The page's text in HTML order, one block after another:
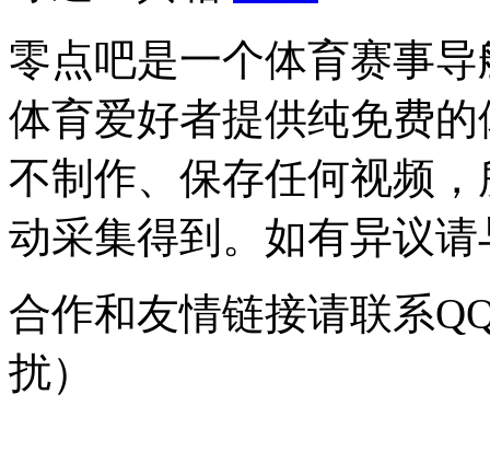
零点吧是一个体育赛事
体育爱好者提供纯免费
不制作、保存任何视频
动采集得到。如有异议
合作和友情链接请联系
扰）